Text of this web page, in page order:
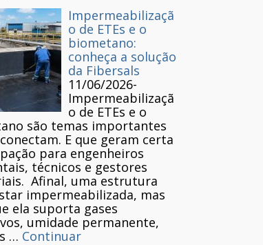
Impermeabilizaçã
o de ETEs e o
biometano:
conheça a solução
da Fibersals
11/06/2026-
Impermeabilizaçã
o de ETEs e o
são temas importantes
E que geram certa
para engenheiros
técnicos e gestores
Afinal, uma estrutura
impermeabilizada, mas
ela suporta gases
umidade permanente,
… Continuar